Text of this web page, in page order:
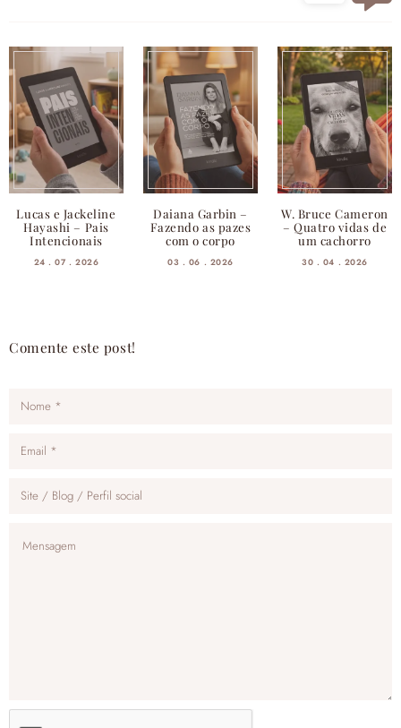
Lucas e Jackeline
Hayashi – Pais
Intencionais
24 . 07 . 2026
Daiana Garbin –
Fazendo as pazes
com o corpo
03 . 06 . 2026
W. Bruce Cameron
– Quatro vidas de
um cachorro
30 . 04 . 2026
Comente este post!